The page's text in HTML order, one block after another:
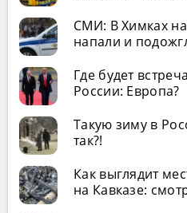
СМИ: В Химках
напали и
Где будет
России: Европа?
Такую зиму в
так?!
Как выглядит
на Кавказе: